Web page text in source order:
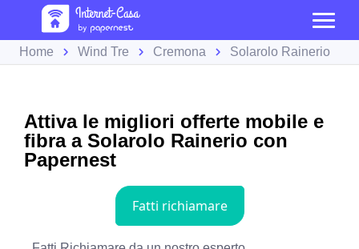
Home Wind Tre Cremona Solarolo Rainerio